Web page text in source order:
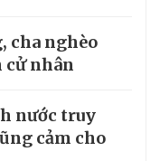
cha nghèo
cử nhân
nước truy
cảm cho